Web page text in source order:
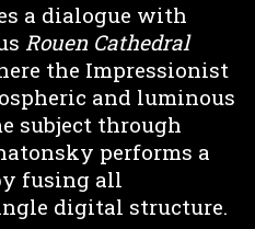
a dialogue with
Rouen Cathedral
the Impressionist
and luminous
subject through
performs a
fusing all
digital structure.